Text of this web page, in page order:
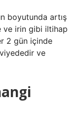
boyutunda artış
ve irin gibi iltihap
2 gün içinde
ve